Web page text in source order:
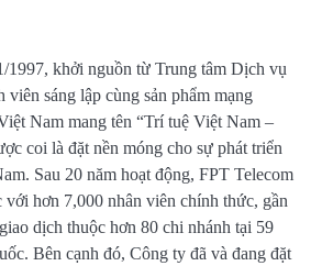
1997, khởi nguồn từ Trung tâm Dịch vụ
viên sáng lập cùng sản phẩm mạng
Nam mang tên “Trí tuệ Việt Nam –
coi là đặt nền móng cho sự phát triển
Sau 20 năm hoạt động, FPT Telecom
với hơn 7,000 nhân viên chính thức, gần
dịch thuộc hơn 80 chi nhánh tại 59
Bên cạnh đó, Công ty đã và đang đặt